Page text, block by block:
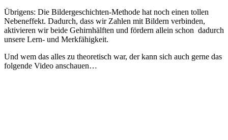
Übrigens: Die Bildergeschichten-Methode hat noch einen tollen
Nebeneffekt. Dadurch, dass wir Zahlen mit Bildern verbinden,
aktivieren wir beide Gehirnhälften und fördern allein schon dadurch
unsere Lern- und Merkfähigkeit.
Und wem das alles zu theoretisch war, der kann sich auch gerne das
folgende Video anschauen…